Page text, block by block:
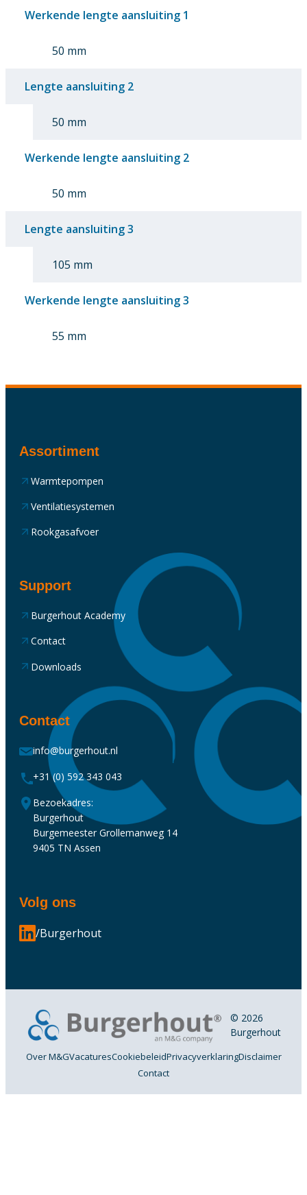
Werkende lengte aansluiting 1
50 mm
Lengte aansluiting 2
50 mm
Werkende lengte aansluiting 2
50 mm
Lengte aansluiting 3
105 mm
Werkende lengte aansluiting 3
55 mm
Assortiment
Warmtepompen
Ventilatiesystemen
Rookgasafvoer
Support
Burgerhout Academy
Contact
Downloads
Contact
info@burgerhout.nl
+31 (0) 592 343 043
Bezoekadres:
Burgerhout
Burgemeester Grollemanweg 14
9405 TN Assen
Volg ons
/Burgerhout
© 2026
Burgerhout
Over M&GVacaturesCookiebeleidPrivacyverklaringDisclaimer
Contact